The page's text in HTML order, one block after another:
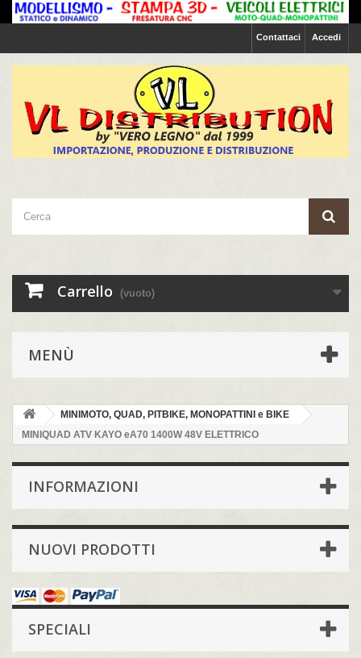
Accedi
Contattaci
Carrello (vuoto)
MENÙ
MINIMOTO, QUAD, PITBIKE, MONOPATTINI e BIKE
MINIQUAD ATV KAYO eA70 1400W 48V ELETTRICO
INFORMAZIONI
NUOVI PRODOTTI
SPECIALI